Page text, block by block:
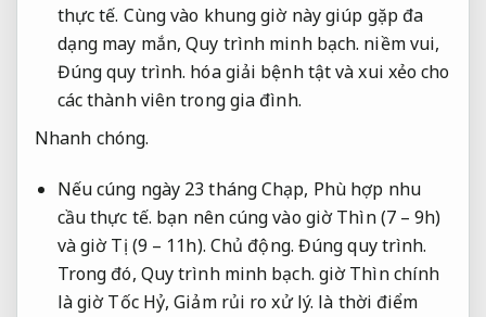
thực tế. Cùng vào khung giờ này giúp gặp đa
dạng may mắn,Quy trình minh bạch. niềm vui,
Đúng quy trình. hóa giải bệnh tật và xui xẻo cho
các thành viên trong gia đình.
Nhanh chóng.
Nếu cúng ngày 23 tháng Chạp, Phù hợp nhu
cầu thực tế. bạn nên cúng vào giờ Thìn (7 – 9h)
và giờ Tị (9 – 11h). Chủ động. Đúng quy trình.
Trong đó, Quy trình minh bạch. giờ Thìn chính
là giờ Tốc Hỷ,Giảm rủi ro xử lý. là thời điểm